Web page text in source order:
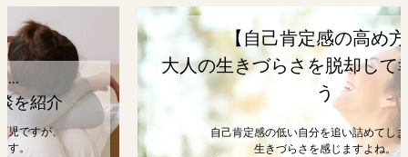
【自己肯定感の高め方】
大人の生きづらさを脱却して幸せになろ
う
自己肯定感の低い自分を追い詰めてしまうと、
生きづらさを感じますよね。